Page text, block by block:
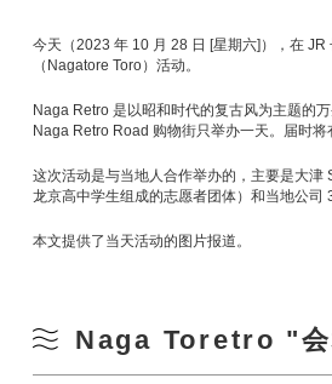
今天（2023 年 10 月 28 日 [星期六]），在 JR
（Nagatore Toro）活动。
Naga Retro 是以昭和时代的复古风为主题的
Naga Retro Road 购物街只举办一天。届时将
这次活动是与当地人合作举办的，主要是大津
龙京高中学生组成的志愿者团体）和当地公司
本文提供了当天活动的图片报道。
Naga Toretro "会